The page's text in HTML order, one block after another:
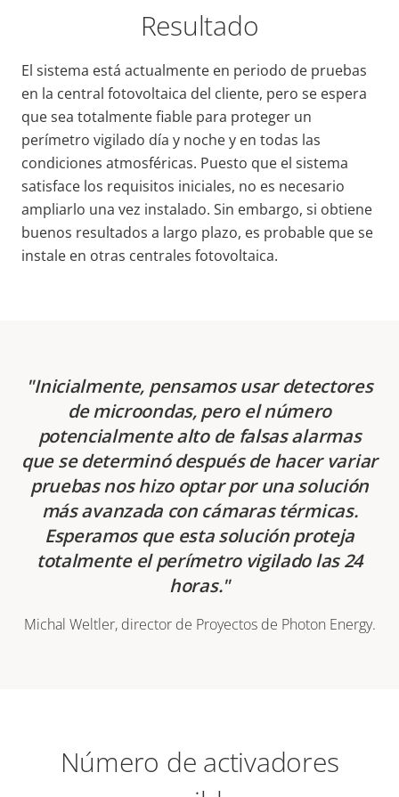
Resultado
El sistema está actualmente en periodo de pruebas
en la central fotovoltaica del cliente, pero se espera
que sea totalmente fiable para proteger un
perímetro vigilado día y noche y en todas las
condiciones atmosféricas. Puesto que el sistema
satisface los requisitos iniciales, no es necesario
ampliarlo una vez instalado. Sin embargo, si obtiene
buenos resultados a largo plazo, es probable que se
instale en otras centrales fotovoltaica.
Inicialmente, pensamos usar detectores
de microondas, pero el número
potencialmente alto de falsas alarmas
que se determinó después de hacer variar
pruebas nos hizo optar por una solución
más avanzada con cámaras térmicas.
Esperamos que esta solución proteja
totalmente el perímetro vigilado las 24
horas.
Michal Weltler, director de Proyectos de Photon Energy.
Número de activadores